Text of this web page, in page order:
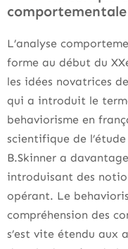
comportementale
L’analyse
forme au début du
les idées novatrices
qui a introduit le
behaviorisme en
scientifique de
B.Skinner a
introduisant des
opérant. Le
compréhension des
s’est vite étendu aux